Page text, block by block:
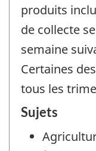
produits
de collecte
semaine
Certaines
tous les
Sujets